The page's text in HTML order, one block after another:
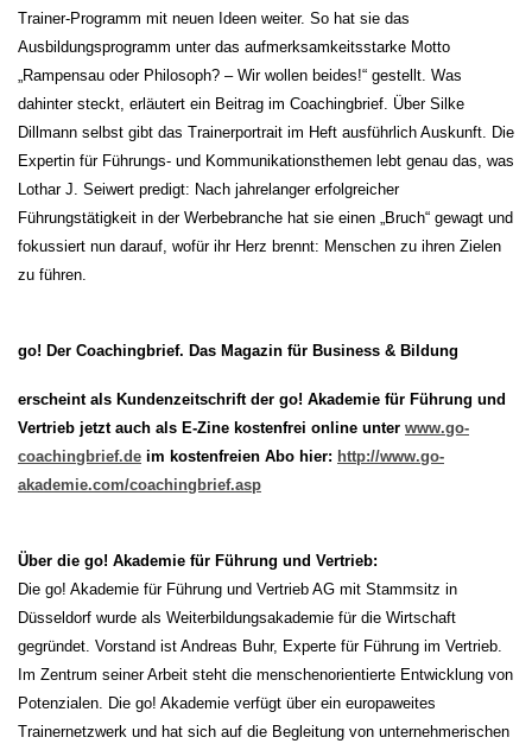
Trainer-Programm mit neuen Ideen weiter. So hat sie das
Ausbildungsprogramm unter das aufmerksamkeitsstarke Motto
„Rampensau oder Philosoph? – Wir wollen beides!“ gestellt. Was
dahinter steckt, erläutert ein Beitrag im Coachingbrief. Über Silke
Dillmann selbst gibt das Trainerportrait im Heft ausführlich Auskunft. Die
Expertin für Führungs- und Kommunikationsthemen lebt genau das, was
Lothar J. Seiwert predigt: Nach jahrelanger erfolgreicher
Führungstätigkeit in der Werbebranche hat sie einen „Bruch“ gewagt und
fokussiert nun darauf, wofür ihr Herz brennt: Menschen zu ihren Zielen
zu führen.
go! Der Coachingbrief. Das Magazin für Business & Bildung
erscheint als Kundenzeitschrift der go! Akademie für Führung und
Vertrieb jetzt auch als E-Zine kostenfrei online unter www.go-
coachingbrief.de im kostenfreien Abo hier: http://www.go-
akademie.com/coachingbrief.asp
Über die go! Akademie für Führung und Vertrieb:
Die go! Akademie für Führung und Vertrieb AG mit Stammsitz in
Düsseldorf wurde als Weiterbildungsakademie für die Wirtschaft
gegründet. Vorstand ist Andreas Buhr, Experte für Führung im Vertrieb.
Im Zentrum seiner Arbeit steht die menschenorientierte Entwicklung von
Potenzialen. Die go! Akademie verfügt über ein europaweites
Trainernetzwerk und hat sich auf die Begleitung von unternehmerischen